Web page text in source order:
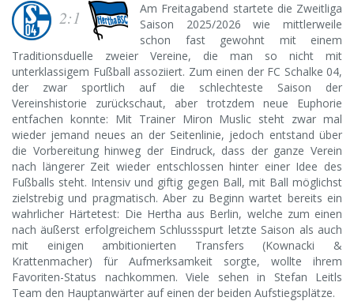
2:1
Am Freitagabend startete die Zweitliga
Saison 2025/2026 wie mittlerweile
schon fast gewohnt mit einem
Traditionsduelle zweier Vereine, die man so nicht mit
unterklassigem Fußball assoziiert. Zum einen der FC Schalke 04,
der zwar sportlich auf die schlechteste Saison der
Vereinshistorie zurückschaut, aber trotzdem neue Euphorie
entfachen konnte: Mit Trainer Miron Muslic steht zwar mal
wieder jemand neues an der Seitenlinie, jedoch entstand über
die Vorbereitung hinweg der Eindruck, dass der ganze Verein
nach längerer Zeit wieder entschlossen hinter einer Idee des
Fußballs steht. Intensiv und giftig gegen Ball, mit Ball möglichst
zielstrebig und pragmatisch. Aber zu Beginn wartet bereits ein
wahrlicher Härtetest: Die Hertha aus Berlin, welche zum einen
nach äußerst erfolgreichem Schlussspurt letzte Saison als auch
mit einigen ambitionierten Transfers (Kownacki &
Krattenmacher) für Aufmerksamkeit sorgte, wollte ihrem
Favoriten-Status nachkommen. Viele sehen in Stefan Leitls
Team den Hauptanwärter auf einen der beiden Aufstiegsplätze.